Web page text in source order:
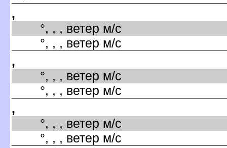
,
°, , , ветер м/с
°, , , ветер м/с
,
°, , , ветер м/с
°, , , ветер м/с
,
°, , , ветер м/с
°, , , ветер м/с